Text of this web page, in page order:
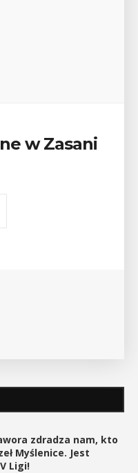
w Zasani
zdradza nam, kto
Myślenice. Jest
Ligi!